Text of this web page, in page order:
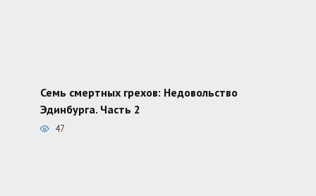
Семь смертных грехов: Недовольство
Эдинбурга. Часть 2
47